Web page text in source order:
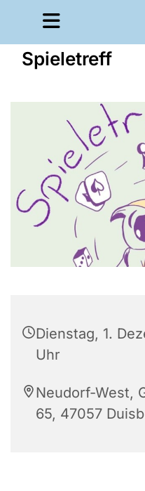
Spieletreff
Dienstag, 1.
Uhr
Neudorf-West,
65, 47057